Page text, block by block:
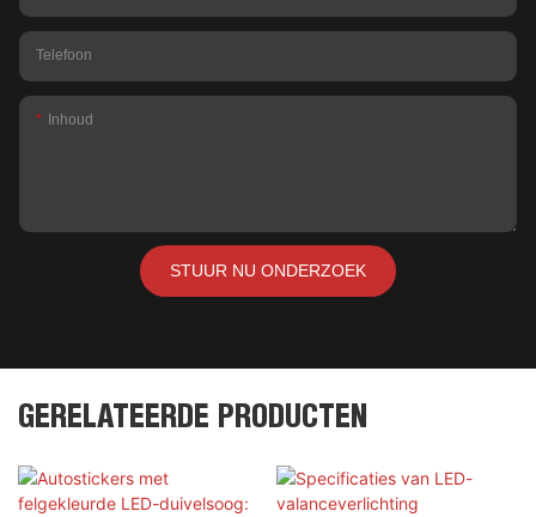
Telefoon
Inhoud
STUUR NU ONDERZOEK
GERELATEERDE PRODUCTEN